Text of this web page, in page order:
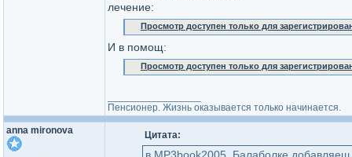
лечение:
Просмотр доступен только для
И в помощ:
Просмотр доступен только для
Пенсионер. Жизнь оказывается только начинается.
anna mironova Цитата: